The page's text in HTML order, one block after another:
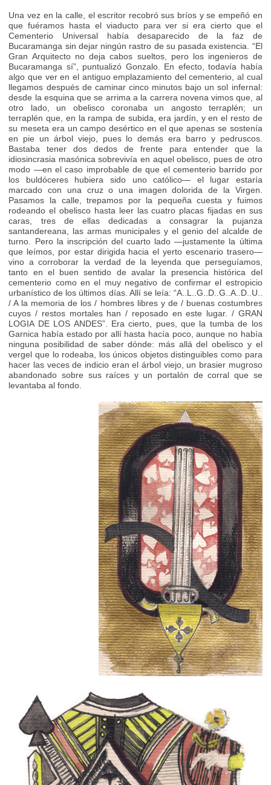
Una vez en la calle, el escritor recobró sus bríos y se empeñó en
que fuéramos hasta el viaducto para ver si era cierto que el
Cementerio Universal había desaparecido de la faz de
Bucaramanga sin dejar ningún rastro de su pasada existencia. “El
Gran Arquitecto no deja cabos sueltos, pero los ingenieros de
Bucaramanga sí”, puntualizó Gonzalo. En efecto, todavía había
algo que ver en el antiguo emplazamiento del cementerio, al cual
llegamos después de caminar cinco minutos bajo un sol infernal:
desde la esquina que se arrima a la carrera novena vimos que, al
otro lado, un obelisco coronaba un angosto terraplén; un
terraplén que, en la rampa de subida, era jardín, y en el resto de
su meseta era un campo desértico en el que apenas se sostenía
en pie un árbol viejo, pues lo demás era barro y pedruscos.
Bastaba tener dos dedos de frente para entender que la
idiosincrasia masónica sobrevivía en aquel obelisco, pues de otro
modo —en el caso improbable de que el cementerio barrido por
los buldóceres hubiera sido uno católico— el lugar estaría
marcado con una cruz o una imagen dolorida de la Virgen.
Pasamos la calle, trepamos por la pequeña cuesta y fuimos
rodeando el obelisco hasta leer las cuatro placas fijadas en sus
caras, tres de ellas dedicadas a consagrar la pujanza
santandereana, las armas municipales y el genio del alcalde de
turno. Pero la inscripción del cuarto lado —justamente la última
que leímos, por estar dirigida hacia el yerto escenario trasero—
vino a corroborar la verdad de la leyenda que perseguíamos,
tanto en el buen sentido de avalar la presencia histórica del
cementerio como en el muy negativo de confirmar el estropicio
urbanístico de los últimos días. Allí se leía: “A..L..G..D..G..A..D..U..
/ A la memoria de los / hombres libres y de / buenas costumbres
cuyos / restos mortales han / reposado en este lugar. / GRAN
LOGIA DE LOS ANDES”. Era cierto, pues, que la tumba de los
Garnica había estado por allí hasta hacía poco, aunque no había
ninguna posibilidad de saber dónde: más allá del obelisco y el
vergel que lo rodeaba, los únicos objetos distinguibles como para
hacer las veces de indicio eran el árbol viejo, un brasier mugroso
abandonado sobre sus raíces y un portalón de corral que se
levantaba al fondo.